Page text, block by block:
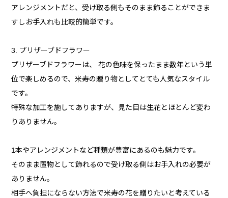
アレンジメントだと、受け取る側もそのまま飾ることができま
すしお手入れも比較的簡単です。
3. プリザーブドフラワー
プリザーブドフラワーは、 花の色味を保ったまま数年という単
位で楽しめるので、米寿の贈り物としてとても人気なスタイル
です。
特殊な加工を施してありますが、見た目は生花とほとんど変わ
りありません。
1本やアレンジメントなど種類が豊富にあるのも魅力です。
そのまま置物として飾れるので受け取る側はお手入れの必要が
ありません。
相手へ負担にならない方法で米寿の花を贈りたいと考えている